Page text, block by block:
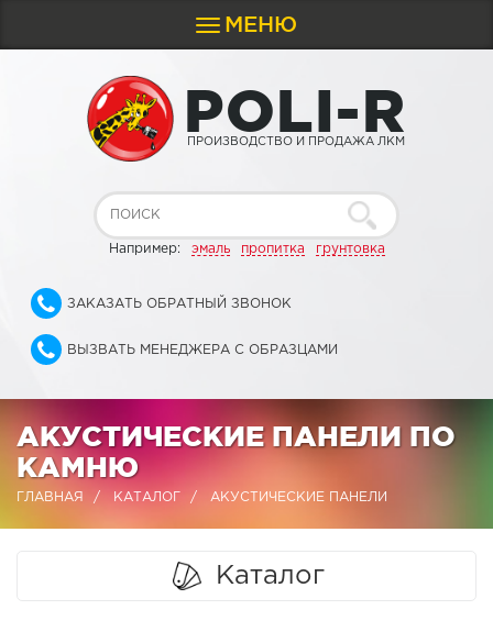
Toggle
navigation
МЕНЮ
POLI-R
ПРОИЗВОДСТВО И ПРОДАЖА ЛКМ
Например: эмаль пропитка грунтовка
ЗАКАЗАТЬ ОБРАТНЫЙ ЗВОНОК
ВЫЗВАТЬ МЕНЕДЖЕРА С ОБРАЗЦАМИ
АКУСТИЧЕСКИЕ ПАНЕЛИ ПО
КАМНЮ
ГЛАВНАЯ КАТАЛОГ АКУСТИЧЕСКИЕ ПАНЕЛИ
Каталог